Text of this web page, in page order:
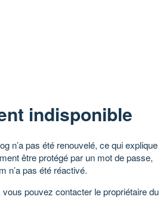
indisponible
n’a pas été renouvelé, ce qui explique
être protégé par un mot de passe,
n’a pas été réactivé.
pouvez contacter le propriétaire du